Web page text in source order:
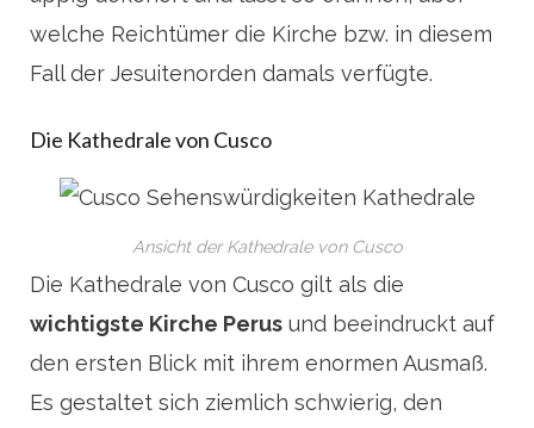
welche Reichtümer die Kirche bzw. in diesem
Fall der Jesuitenorden damals verfügte.
Die Kathedrale von Cusco
Ansicht der Kathedrale von Cusco
Die Kathedrale von Cusco gilt als die
wichtigste Kirche Perus und beeindruckt auf
den ersten Blick mit ihrem enormen Ausmaß.
Es gestaltet sich ziemlich schwierig, den